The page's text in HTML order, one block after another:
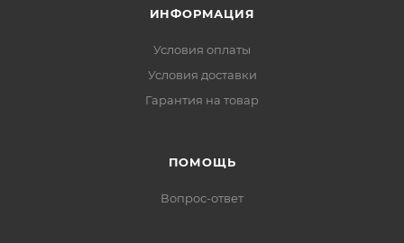
ИНФОРМАЦИЯ
Условия оплаты
Условия доставки
Гарантия на товар
ПОМОЩЬ
Вопрос-ответ